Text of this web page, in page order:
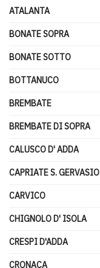
ATALANTA
BONATE SOPRA
BONATE SOTTO
BOTTANUCO
BREMBATE
BREMBATE DI SOPRA
CALUSCO D' ADDA
CAPRIATE S. GERVASIO
CARVICO
CHIGNOLO D' ISOLA
CRESPI D'ADDA
CRONACA